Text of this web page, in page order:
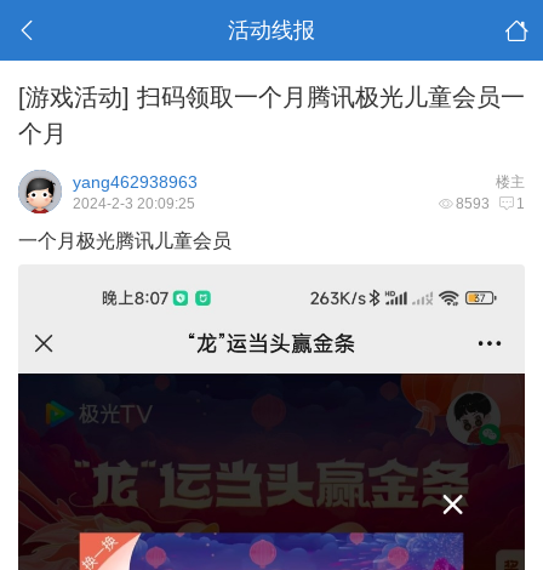
活动线报
[游戏活动] 扫码领取一个月腾讯极光儿童会员一
个月
楼主
yang462938963
8593 1
2024-2-3 20:09:25
一个月极光腾讯儿童会员